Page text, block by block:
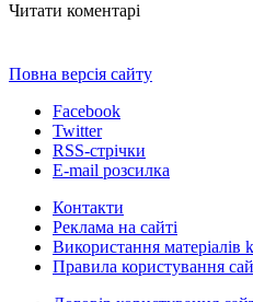
Читати коментарі
Повна версія сайту
Facebook
Twitter
RSS-стрічки
E-mail розсилка
Контакти
Реклама на сайті
Використання матеріалів
Правила користування